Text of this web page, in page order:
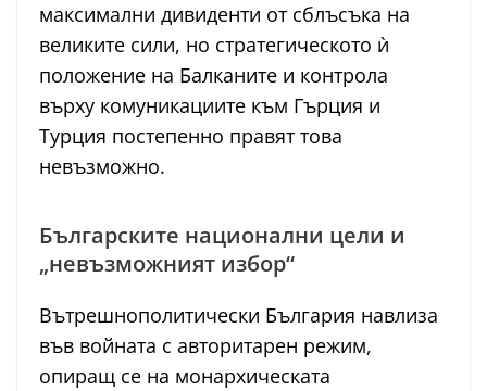
максимални дивиденти от сблъсъка на
великите сили, но стратегическото ѝ
положение на Балканите и контрола
върху комуникациите към Гърция и
Турция постепенно правят това
невъзможно.
Българските национални цели и
„невъзможният избор“
Вътрешнополитически България навлиза
във войната с авторитарен режим,
опиращ се на монархическата